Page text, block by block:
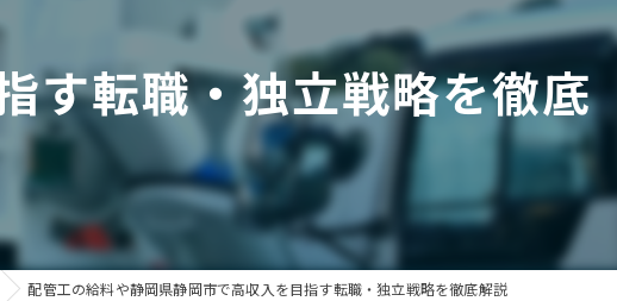
土木作業員
現場監督
直行直帰
コラム
す転職・独立戦略を徹底
配管工の給料や静岡県静岡市で高収入を目指す転職・独立戦略を徹底解説